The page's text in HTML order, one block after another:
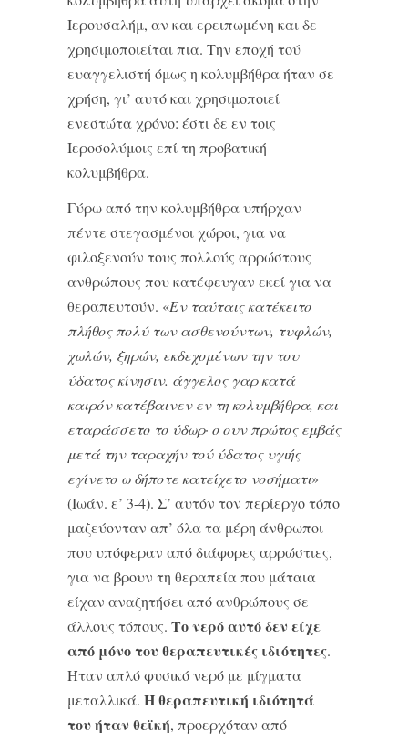
Ιερουσαλήμ, αν και ερειπωμένη και δε
χρησιμοποιείται πια. Την εποχή τού
ευαγγελιστή όμως η κολυμβήθρα ήταν σε
χρήση, γι’ αυτό και χρησιμοποιεί
ενεστώτα χρόνο: έστι δε εν τοις
Ιεροσολύμοις επί τη προβατική
κολυμβήθρα.
Γύρω από την κολυμβήθρα υπήρχαν
πέντε στεγασμένοι χώροι, για να
φιλοξενούν τους πολλούς αρρώστους
ανθρώπους που κατέφευγαν εκεί για να
θεραπευτούν. «Εν ταύταις κατέκειτο
πλήθος πολύ των ασθενούντων, τυφλών,
χωλών, ξηρών, εκδεχομένων την του
ύδατος κίνησιν. άγγελος γαρ κατά
καιρόν κατέβαινεν εν τη κολυμβήθρα, και
εταράσσετο το ύδωρ· ο ουν πρώτος εμβάς
μετά την ταραχήν τού ύδατος υγιής
εγίνετο ω δήποτε κατείχετο νοσήματι»
(Ιωάν. ε’ 3-4). Σ’ αυτόν τον περίεργο τόπο
μαζεύονταν απ’ όλα τα μέρη άνθρωποι
που υπόφεραν από διάφορες αρρώστιες,
για να βρουν τη θεραπεία που μάταια
είχαν αναζητήσει από ανθρώπους σε
άλλους τόπους. Το νερό αυτό δεν είχε
από μόνο του θεραπευτικές ιδιότητες.
Ήταν απλό φυσικό νερό με μίγματα
μεταλλικά. Η θεραπευτική ιδιότητά
του ήταν θεϊκή, προερχόταν από